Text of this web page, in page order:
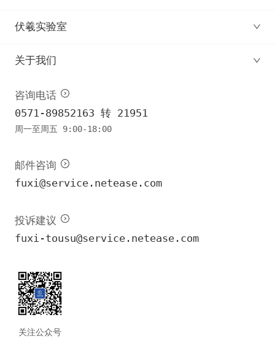
伏羲实验室
关于我们
咨询电话
0571-89852163 转 21951
周一至周五 9:00-18:00
邮件咨询
fuxi@service.netease.com
投诉建议
fuxi-tousu@service.netease.com
关注公众号